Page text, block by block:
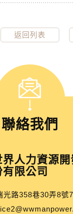
返回列表
聯絡我們
界人力資源開
限公司
光路358巷30弄8號